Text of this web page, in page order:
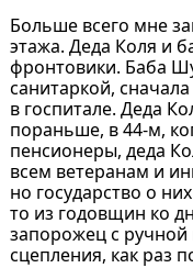
Больше всего мне
этажа. Деда Коля и
фронтовики. Баба
санитаркой,
в госпитале. Деда
пораньше, в 44-м,
пенсионеры, деда
всем ветеранам и
но государство о
то из годовщин ко
запорожец с ручной
сцепления, как раз